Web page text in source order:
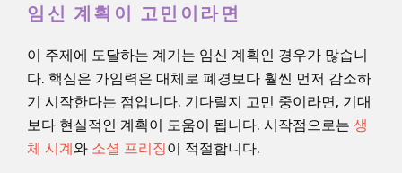
임신 계획이 고민이라면
이 주제에 도달하는 계기는 임신 계획인 경우가 많습니
다. 핵심은 가임력은 대체로 폐경보다 훨씬 먼저 감소하
기 시작한다는 점입니다. 기다릴지 고민 중이라면, 기대
보다 현실적인 계획이 도움이 됩니다. 시작점으로는 생
체 시계와 소셜 프리징이 적절합니다.